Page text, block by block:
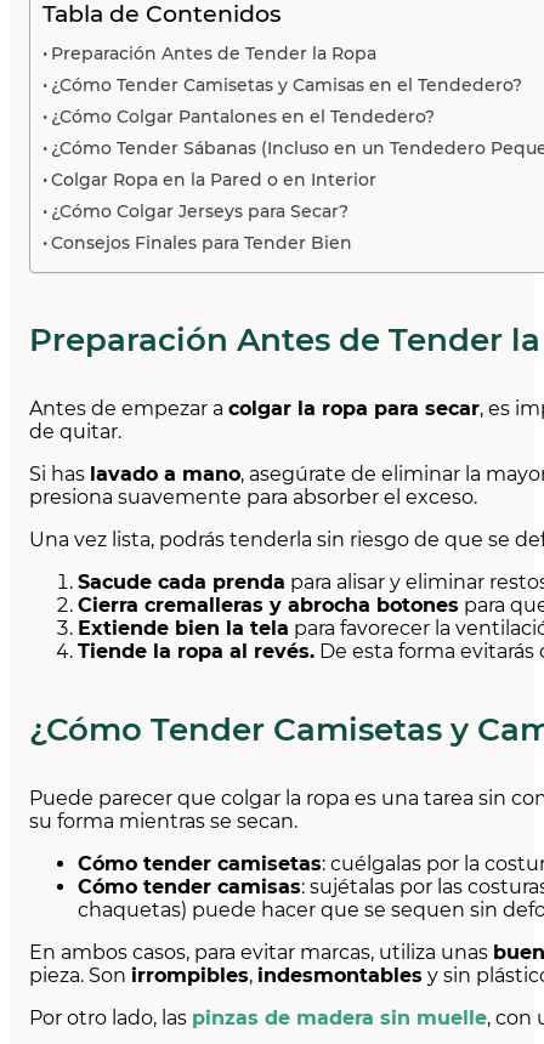
Tabla de Contenidos
Preparación Antes de Tender la Ropa
¿Cómo Tender Camisetas y Camisas en el Tendedero?
¿Cómo Colgar Pantalones en el Tendedero?
¿Cómo Tender Sábanas (Incluso en un Tendedero
Colgar Ropa en la Pared o en Interior
¿Cómo Colgar Jerseys para Secar?
Consejos Finales para Tender Bien
Preparación Antes de Tender
Antes de empezar a colgar la ropa para secar, es
de quitar.
Si has lavado a mano, asegúrate de eliminar la
presiona suavemente para absorber el exceso.
Una vez lista, podrás tenderla sin riesgo de que se
Sacude cada prenda para alisar y eliminar
Cierra cremalleras y abrocha botones para
Extiende bien la tela para favorecer la
Tiende la ropa al revés. De esta forma
¿Cómo Tender Camisetas y
Puede parecer que colgar la ropa es una tarea sin
su forma mientras se secan.
Cómo tender camisetas: cuélgalas por la
Cómo tender camisas: sujétalas por las
chaquetas) puede hacer que se sequen sin
En ambos casos, para evitar marcas, utiliza unas
pieza. Son irrompibles, indesmontables y sin
Por otro lado, las pinzas de madera sin muelle, con